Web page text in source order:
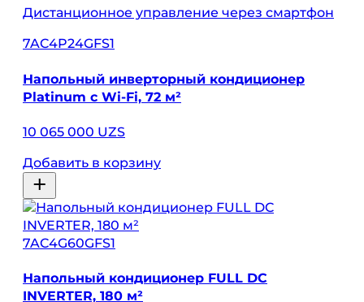
Дистанционное управление через смартфон
7AC4P24GFS1
Напольный инверторный кондиционер
Platinum с Wi-Fi, 72 м²
10 065 000 UZS
Добавить в корзину
7AC4G60GFS1
Напольный кондиционер FULL DC
INVERTER, 180 м²